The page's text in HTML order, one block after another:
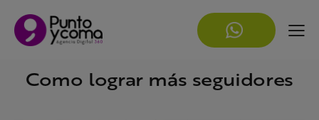
Como lograr más seguidores